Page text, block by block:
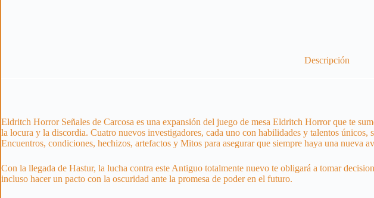
Descripción
Eldritch Horror Señales de Carcosa es una expansión del juego de mesa Eldritch Horror que te
la locura y la discordia. Cuatro nuevos investigadores, cada uno con habilidades y talentos
Encuentros, condiciones, hechizos, artefactos y Mitos para asegurar que siempre haya una nueva
Con la llegada de Hastur, la lucha contra este Antiguo totalmente nuevo te obligará a tomar
incluso hacer un pacto con la oscuridad ante la promesa de poder en el futuro.